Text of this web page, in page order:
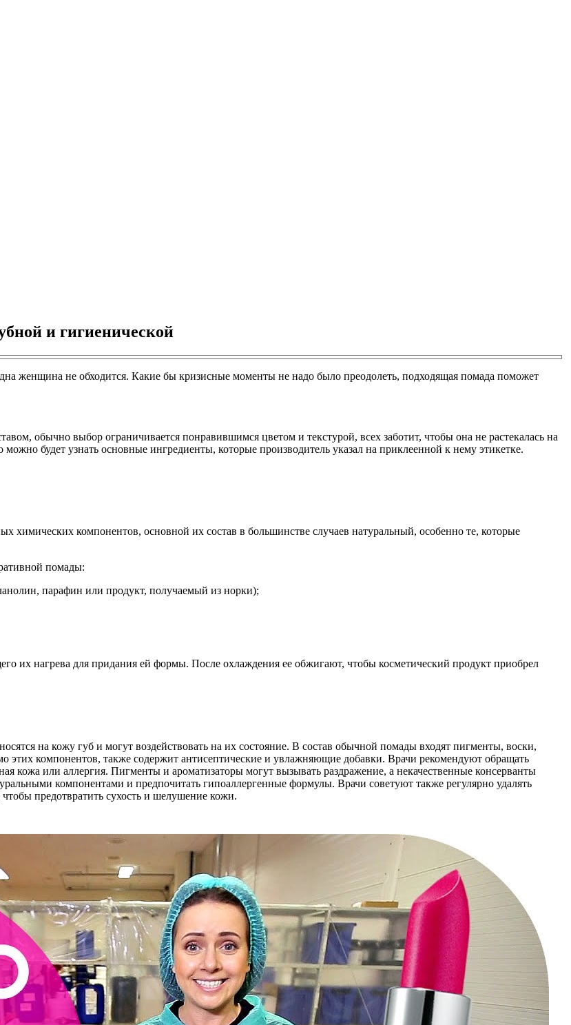
и гигиенической
женщина не обходится. Какие бы кризисные моменты не надо было преодолеть, подходящая помада поможет
обычно выбор ограничивается понравившимся цветом и текстурой, всех заботит, чтобы она не растекалась на
будет узнать основные ингредиенты, которые производитель указал на приклеенной к нему этикетке.
химических компонентов, основной их состав в большинстве случаев натуральный, особенно те, которые
помады:
парафин или продукт, получаемый из норки);
их нагрева для придания ей формы. После охлаждения ее обжигают, чтобы косметический продукт приобрел
на кожу губ и могут воздействовать на их состояние. В состав обычной помады входят пигменты, воски,
этих компонентов, также содержит антисептические и увлажняющие добавки. Врачи рекомендуют обращать
кожа или аллергия. Пигменты и ароматизаторы могут вызывать раздражение, а некачественные консерванты
компонентами и предпочитать гипоаллергенные формулы. Врачи советуют также регулярно удалять
предотвратить сухость и шелушение кожи.